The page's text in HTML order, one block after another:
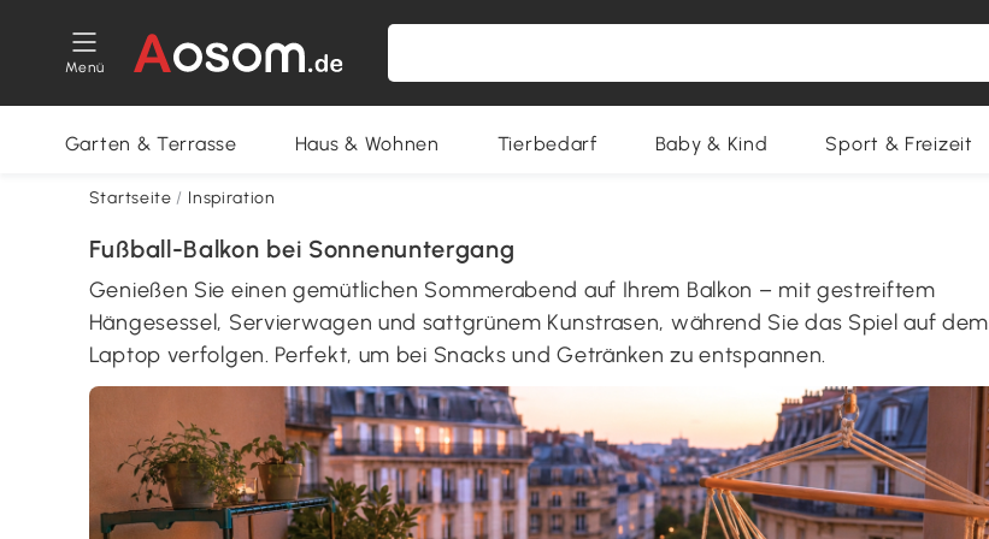
Menü
Garten & Terrasse Haus & Wohnen Tierbedarf Baby & Kind Sport & Freizeit
Startseite / Inspiration
Fußball-Balkon bei Sonnenuntergang
Genießen Sie einen gemütlichen Sommerabend auf Ihrem Balkon – mit gestreiftem
Hängesessel, Servierwagen und sattgrünem Kunstrasen, während Sie das Spiel auf dem
Laptop verfolgen. Perfekt, um bei Snacks und Getränken zu entspannen.